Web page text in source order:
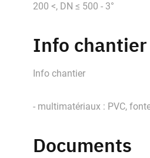
200 <, DN ≤ 500 - 3°
Info chantier
Info chantier
- multimatériaux : PVC,
Documents